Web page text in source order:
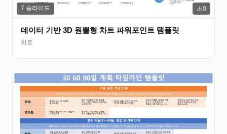
7 슬라이드 0
데이터 기반 3D 원뿔형 차트 파워포인트 템플릿
차트